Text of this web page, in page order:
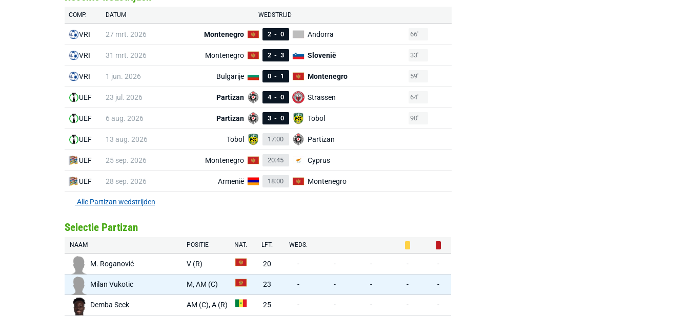
COMP. DATUM WEDSTRIJD
VRI 27 mrt. 2026 Montenegro 2 - 0 Andorra 66'
VRI 31 mrt. 2026 Montenegro 2 - 3 Slovenië 33'
VRI 1 jun. 2026 Bulgarije 0 - 1 Montenegro 59'
UEF 23 jul. 2026 Partizan 4 - 0 Strassen 64'
UEF 6 aug. 2026 Partizan 3 - 0 Tobol 90'
UEF 13 aug. 2026 Tobol 17:00 Partizan
UEF 25 sep. 2026 Montenegro 20:45 Cyprus
UEF 28 sep. 2026 Armenië 18:00 Montenegro
Alle Partizan wedstrijden
Selectie Partizan
NAAM POSITIE NAT. LFT. WEDS.
M. Roganović V (R) 20 - - - - -
Milan Vukotic M, AM (C) 23 - - - - -
Demba Seck AM (C), A (R) 25 - - - - -